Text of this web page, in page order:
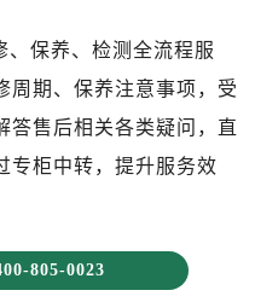
、保养、检测全流程服
周期、保养注意事项，受
答售后相关各类疑问，直
专柜中转，提升服务效
805-0023